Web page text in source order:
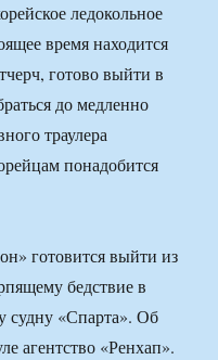
ледокольное
время находится
готово выйти в
до медленно
траулера
понадобится
готовится выйти из
бедствие в
судну «Спарта». Об
агентство «Ренхап».